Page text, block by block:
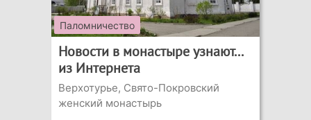
Паломничество
Новости в монастыре узнают...
из Интернета
Верхотурье, Свято-Покровский
женский монастырь